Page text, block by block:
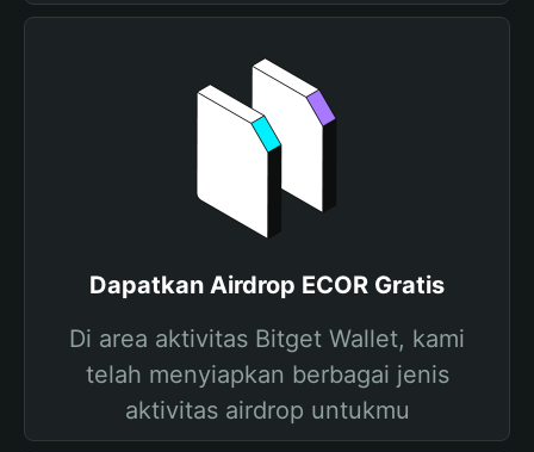
Dapatkan Airdrop ECOR Gratis
Di area aktivitas Bitget Wallet, kami
telah menyiapkan berbagai jenis
aktivitas airdrop untukmu